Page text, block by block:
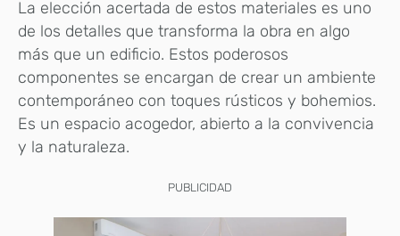
La elección acertada de estos materiales es uno
de los detalles que transforma la obra en algo
más que un edificio. Estos poderosos
componentes se encargan de crear un ambiente
contemporáneo con toques rústicos y bohemios.
Es un espacio acogedor, abierto a la convivencia
y la naturaleza.
PUBLICIDAD